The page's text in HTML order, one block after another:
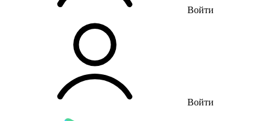
Войти
Войти